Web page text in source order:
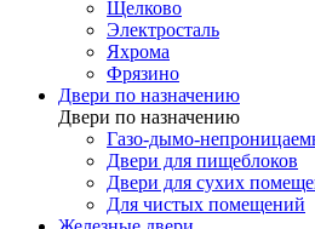
Щелково
Электросталь
Яхрома
Фрязино
Двери по назначению
Двери по назначению
Газо-дымо-
Двери для пищеблоков
Двери для сухих
Для чистых помещений